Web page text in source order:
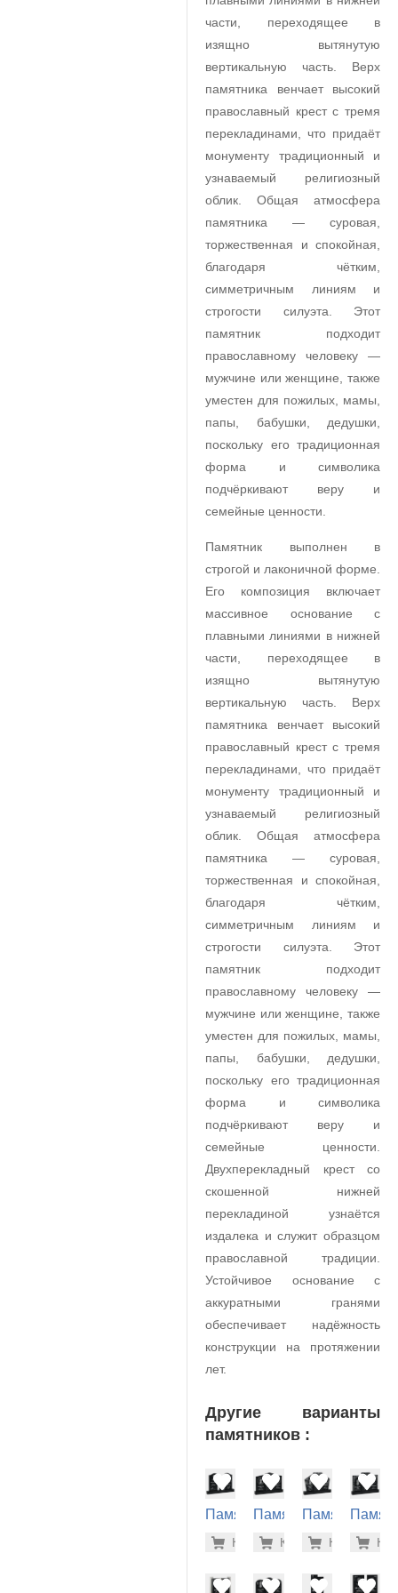
части, переходящее в
изящно вытянутую
вертикальную часть. Верх
памятника венчает высокий
православный крест с тремя
перекладинами, что придаёт
монументу традиционный и
узнаваемый религиозный
облик. Общая атмосфера
памятника — суровая,
торжественная и спокойная,
благодаря чётким,
симметричным линиям и
строгости силуэта. Этот
памятник подходит
православному человеку —
мужчине или женщине, также
уместен для пожилых, мамы,
папы, бабушки, дедушки,
поскольку его традиционная
форма и символика
подчёркивают веру и
семейные ценности.
Памятник выполнен в
строгой и лаконичной форме.
Его композиция включает
массивное основание с
плавными линиями в нижней
части, переходящее в
изящно вытянутую
вертикальную часть. Верх
памятника венчает высокий
православный крест с тремя
перекладинами, что придаёт
монументу традиционный и
узнаваемый религиозный
облик. Общая атмосфера
памятника — суровая,
торжественная и спокойная,
благодаря чётким,
симметричным линиям и
строгости силуэта. Этот
памятник подходит
православному человеку —
мужчине или женщине, также
уместен для пожилых, мамы,
папы, бабушки, дедушки,
поскольку его традиционная
форма и символика
подчёркивают веру и
семейные ценности.
Двухперекладный крест со
скошенной нижней
перекладиной узнаётся
издалека и служит образцом
православной традиции.
Устойчивое основание с
аккуратными гранями
обеспечивает надёжность
конструкции на протяжении
лет.
Другие варианты
памятников :
Памятник
могилу
-7% 81.800
Купить
Памятник
могилу
-7%
Купить
Памятник
могилу
-
Купитьмогилу